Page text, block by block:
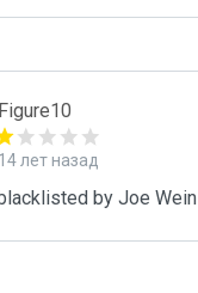
Figure10
14 лет назад
by Joe Wein